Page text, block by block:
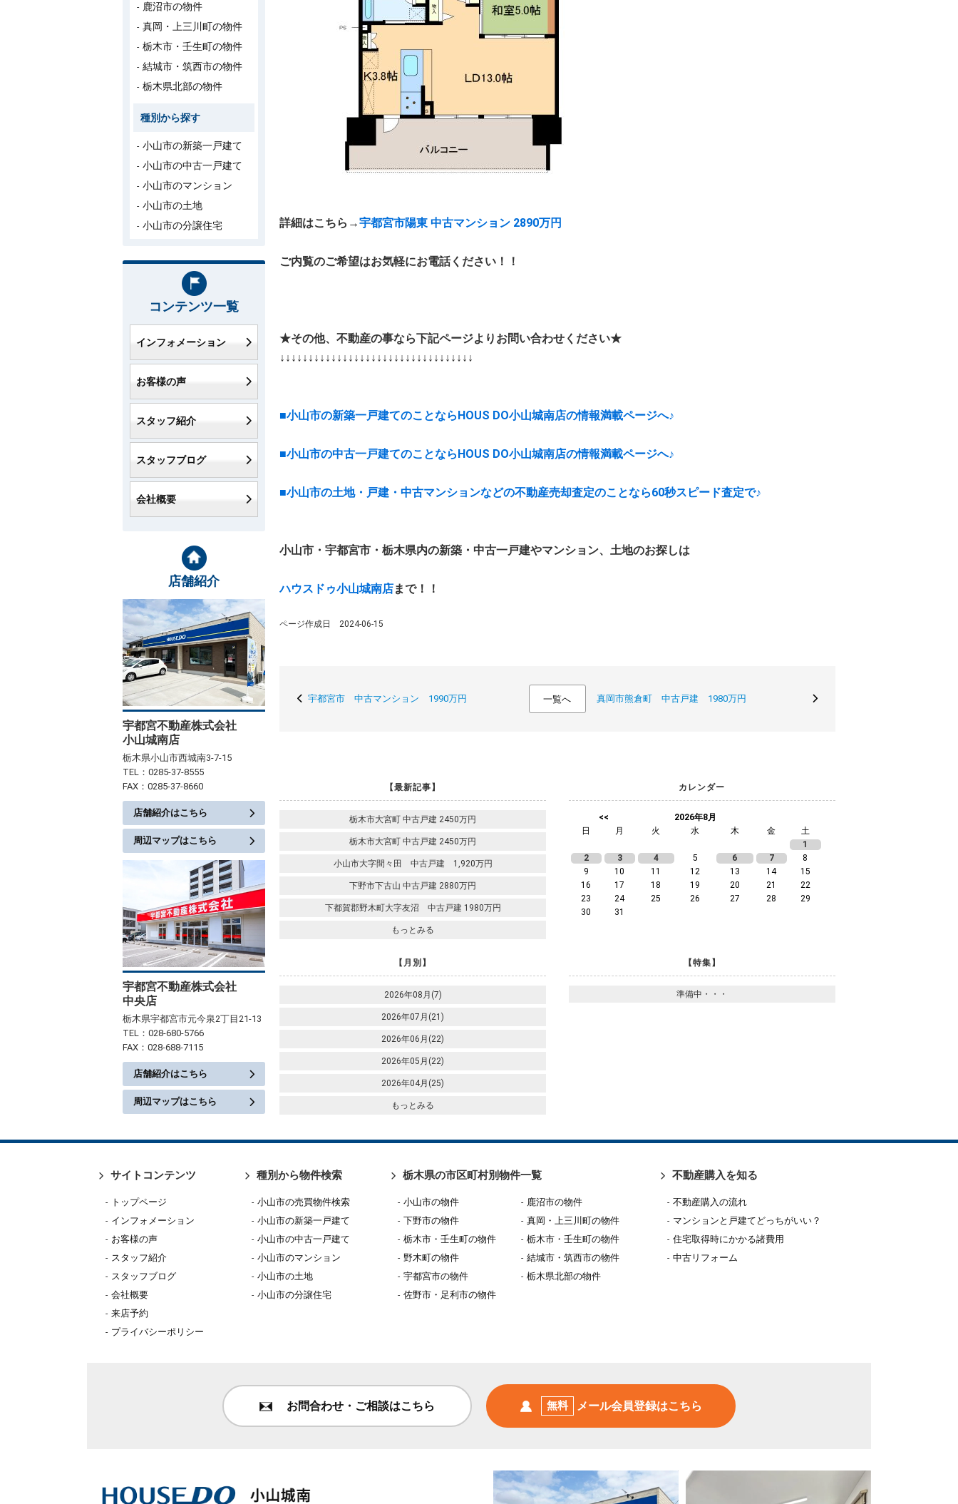
詳細はこちら→宇都宮市陽東 中古マンション 2890万円
ご内覧のご希望はお気軽にお電話ください！！
★その他、不動産の事なら下記ページよりお問い合わせください★
↓↓↓↓↓↓↓↓↓↓↓↓↓↓↓↓↓↓↓↓↓↓↓↓↓↓↓↓↓↓↓↓↓↓
■小山市の新築一戸建てのことならHOUS DO小山城南店の情報満載ページへ♪
■小山市の中古一戸建てのことならHOUS DO小山城南店の情報満載ページへ♪
■小山市の土地・戸建・中古マンションなどの不動産売却査定のことなら60秒スピード査定で♪
小山市・宇都宮市・栃木県内の新築・中古一戸建やマンション、土地のお探しは
ハウスドゥ小山城南店まで！！
ページ作成日 2024-06-15
宇都宮市 中古マンション 1990万円 一覧へ 真岡市熊倉町 中古戸建 1980万円
【最新記事】
栃木市大宮町 中古戸建 2450万円
栃木市大宮町 中古戸建 2450万円
小山市大字間々田 中古戸建 1,920万円
下野市下古山 中古戸建 2880万円
下都賀郡野木町大字友沼 中古戸建 1980万円
もっとみる
カレンダー
<<
2026年8月
日
月 火 水 木 金
土
1
2
3 4 5 6 7
8
9
10 11 12 13 14
15
16
17 18 19 20 21
22
23
24 25 26 27 28
29
30
31
【月別】
2026年08月(7)
2026年07月(21)
2026年06月(22)
2026年05月(22)
2026年04月(25)
もっとみる
【特集】
準備中・・・
鹿沼市の物件
真岡・上三川町の物件
栃木市・壬生町の物件
結城市・筑西市の物件
栃木県北部の物件
種別から探す
小山市の新築一戸建て
小山市の中古一戸建て
小山市のマンション
小山市の土地
小山市の分譲住宅
コンテンツ一覧
インフォメーション
お客様の声
スタッフ紹介
スタッフブログ
会社概要
店舗紹介
宇都宮不動産株式会社
小山城南店
栃木県小山市西城南3-7-15
TEL：0285-37-8555
FAX：0285-37-8660
店舗紹介はこちら
周辺マップはこちら
宇都宮不動産株式会社
中央店
栃木県宇都宮市元今泉2丁目21-13
TEL：028-680-5766
FAX：028-688-7115
店舗紹介はこちら
周辺マップはこちら
サイトコンテンツ
トップページ
インフォメーション
お客様の声
スタッフ紹介
スタッフブログ
会社概要
来店予約
プライバシーポリシー
種別から物件検索
小山市の売買物件検索
小山市の新築一戸建て
小山市の中古一戸建て
小山市のマンション
小山市の土地
小山市の分譲住宅
栃木県の市区町村別物件一覧
小山市の物件
下野市の物件
栃木市・壬生町の物件
野木町の物件
宇都宮市の物件
佐野市・足利市の物件
鹿沼市の物件
真岡・上三川町の物件
栃木市・壬生町の物件
結城市・筑西市の物件
栃木県北部の物件
不動産購入を知る
不動産購入の流れ
マンションと戸建てどっちがいい？
住宅取得時にかかる諸費用
中古リフォーム
お問合わせ・ご相談はこちら 無料 メール会員登録はこちら